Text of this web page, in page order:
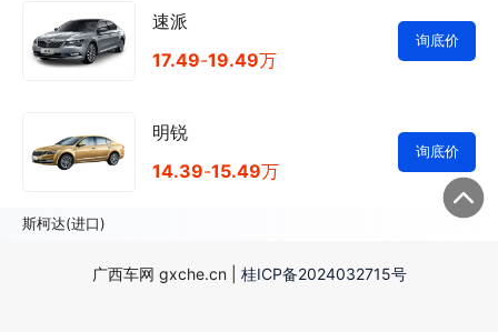
速派
17.49-19.49万
询底价
明锐
14.39-15.49万
询底价
斯柯达(进口)
广西车网 gxche.cn | 桂ICP备2024032715号